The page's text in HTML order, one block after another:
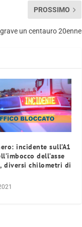
PROSSIMO
un centauro 20enne
incidente sull’A1
dell’asse
diversi chilometri di